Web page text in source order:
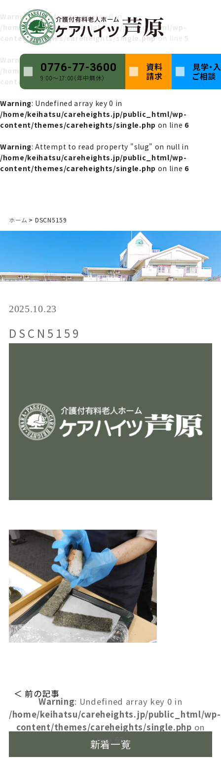
0776-77-3600
9:00〜17:00（年中無休）
資料
請求
見学・
ご相談
Warning: Undefined array key 0 in
/home/keihatsu/careheights.jp/public_html/wp-
content/themes/careheights/single.phpon line
Warning
/home/keihatsu/careheights.jp/public_html/wp-
content/themes/careheights/single.phpon line
Warning: Undefined array key 0 in
/home/keihatsu/careheights.jp/public_html/wp-
content/themes/careheights/single.php on line 6
Warning: Attempt to read property "slug" on null in
/home/keihatsu/careheights.jp/public_html/wp-
content/themes/careheights/single.php on line 6
ホーム DSCN5159
2025.10.23
DSCN5159
＜ 前の記事
Warning: Undefined array key 0 in
/home/keihatsu/careheights.jp/public_html/wp-
content/themes/careheights/single.php on
line
63
新着一覧